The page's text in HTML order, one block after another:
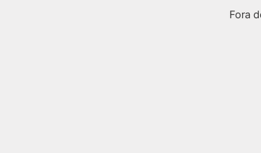
Fora